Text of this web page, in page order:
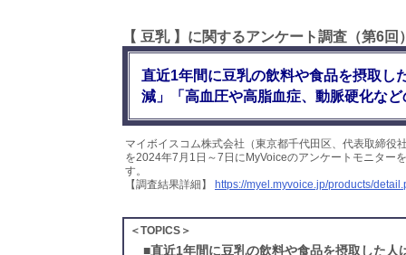
【 豆乳 】に関するアンケート調査（第6回
直近1年間に豆乳の飲料や食品を摂取し
減」「高血圧や高脂血症、動脈硬化な
マイボイスコム株式会社（東京都千代田区、代表取締
を2024年7月1日～7日にMyVoiceのアンケートモニター
す。
【調査結果詳細】
https://myel.myvoice.jp/products/
＜TOPICS＞
■直近1年間に豆乳の飲料や食品を摂取した